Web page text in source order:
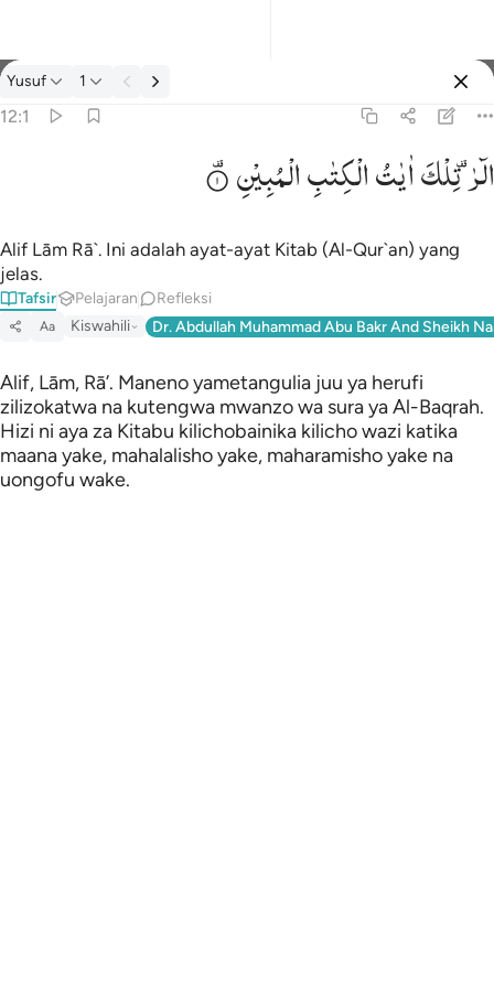
tafsir: Yusuf 12:1
Yusuf 1
12:1
الٓر ۚ تِلْكَ ءَايَـٰتُ ٱلْكِتَـٰبِ ٱلْمُبِينِ ١
الٓرٰ ۫تِلْكَاٰیٰتُالْكِتٰبِالْمُبِیْنِ
Alif Lām Rā`. Ini adalah ayat-ayat Kitab (Al-Qur`an) yang
jelas.
Tafsir Pelajaran Refleksi
Aa Kiswahili Dr. Abdullah Muhammad Abu Bakr And Sheikh
Alif, Lām, Rā’. Maneno yametangulia juu ya herufi
zilizokatwa na kutengwa mwanzo wa sura ya Al-Baqrah.
Hizi ni aya za Kitabu kilichobainika kilicho wazi katika
maana yake, mahalalisho yake, maharamisho yake na
uongofu wake.